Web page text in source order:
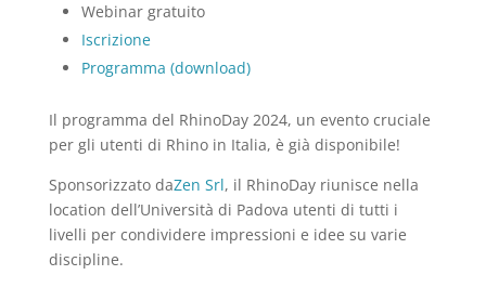
Webinar gratuito
Iscrizione
Programma (download)
Il programma del RhinoDay 2024, un evento cruciale
per gli utenti di Rhino in Italia, è già disponibile!
Sponsorizzato daZen Srl, il RhinoDay riunisce nella
location dell’Università di Padova utenti di tutti i
livelli per condividere impressioni e idee su varie
discipline.